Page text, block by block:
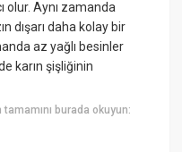
olur. Aynı zamanda
dışarı daha kolay bir
az yağlı besinler
karın şişliğinin
tamamını burada okuyun: